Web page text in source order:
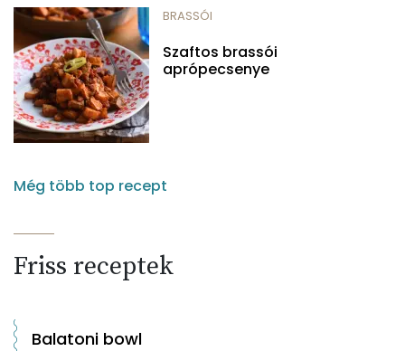
BRASSÓI
Szaftos brassói
aprópecsenye
Még több top recept
Friss receptek
Balatoni bowl